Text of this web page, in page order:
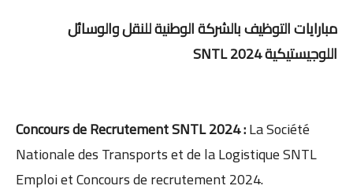
مبارايات التوظيف بالشركة الوطنية للنقل والوسائل
اللوجيستيكية 2024 SNTL
Concours de Recrutement SNTL 2024 :La Société
Nationale des Transports et de la Logistique SNTL
Emploi et Concours de recrutement 2024.